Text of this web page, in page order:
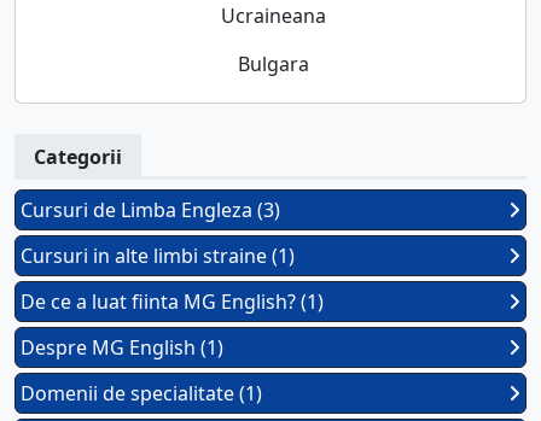
Ucraineana
Bulgara
Categorii
Cursuri de Limba Engleza (3)
Cursuri in alte limbi straine (1)
De ce a luat fiinta MG English? (1)
Despre MG English (1)
Domenii de specialitate (1)